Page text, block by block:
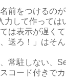
前をつけるのが
して作っては
は表示が遅くて
送ろ！」はそ
常駐しない、
コード付きで